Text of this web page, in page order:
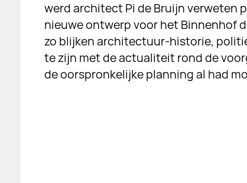
werd architect Pi de Bruijn verweten
nieuwe ontwerp voor het Binnenhof
zo blijken architectuur-historie,
te zijn met de actualiteit rond de
de oorspronkelijke planning al had